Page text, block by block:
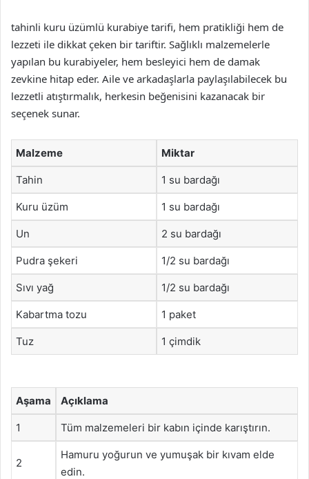
tahinli kuru üzümlü kurabiye tarifi, hem pratikliği hem de
lezzeti ile dikkat çeken bir tariftir. Sağlıklı malzemelerle
yapılan bu kurabiyeler, hem besleyici hem de damak
zevkine hitap eder. Aile ve arkadaşlarla paylaşılabilecek bu
lezzetli atıştırmalık, herkesin beğenisini kazanacak bir
seçenek sunar.
Malzeme Miktar
Tahin 1 su bardağı
Kuru üzüm 1 su bardağı
Un 2 su bardağı
Pudra şekeri 1/2 su bardağı
Sıvı yağ 1/2 su bardağı
Kabartma tozu 1 paket
Tuz 1 çimdik
Aşama Açıklama
1 Tüm malzemeleri bir kabın içinde karıştırın.
2
Hamuru yoğurun ve yumuşak bir kıvam elde
edin.